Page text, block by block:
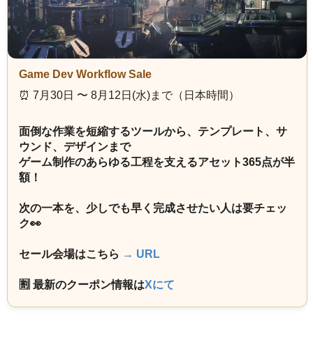
Game Dev Workflow Sale
⏰️ 7月30日 〜 8月12日(水)まで（日本時間）
面倒な作業を短縮するツールから、テンプレート、サ
ウンド、デザインまで
ゲーム制作のあらゆる工程を支えるアセット365点が半
額！
次の一本を、少しでも早く完成させたい人は要チェッ
ク👀
セール会場はこちら → URL
🈹 最新のクーポン情報はXにて